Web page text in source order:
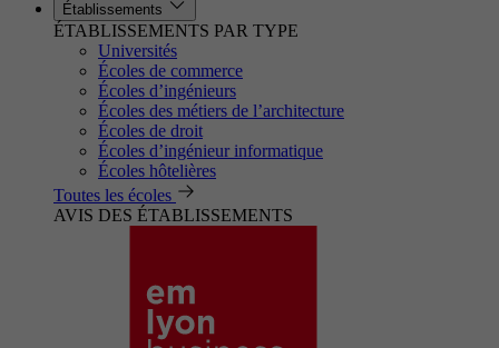
Établissements
ÉTABLISSEMENTS PAR TYPE
Universités
Écoles de commerce
Écoles d’ingénieurs
Écoles des métiers de l’architecture
Écoles de droit
Écoles d’ingénieur informatique
Écoles hôtelières
Toutes les écoles
AVIS DES ÉTABLISSEMENTS